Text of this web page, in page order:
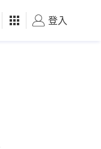
好食玩飛
登入